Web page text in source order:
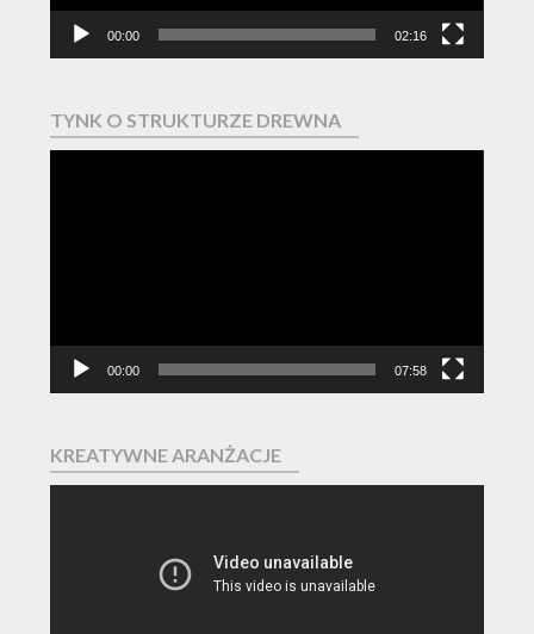
00:00 02:16
TYNK O STRUKTURZE DREWNA
00:00 07:58
KREATYWNE ARANŻACJE